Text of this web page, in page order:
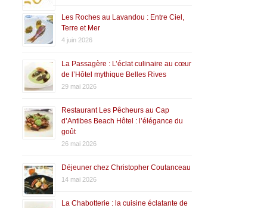
Les Roches au Lavandou : Entre Ciel,
Terre et Mer
4 juin 2026
La Passagère : L’éclat culinaire au cœur
de l’Hôtel mythique Belles Rives
29 mai 2026
Restaurant Les Pêcheurs au Cap
d’Antibes Beach Hôtel : l’élégance du
goût
26 mai 2026
Déjeuner chez Christopher Coutanceau
14 mai 2026
La Chabotterie : la cuisine éclatante de